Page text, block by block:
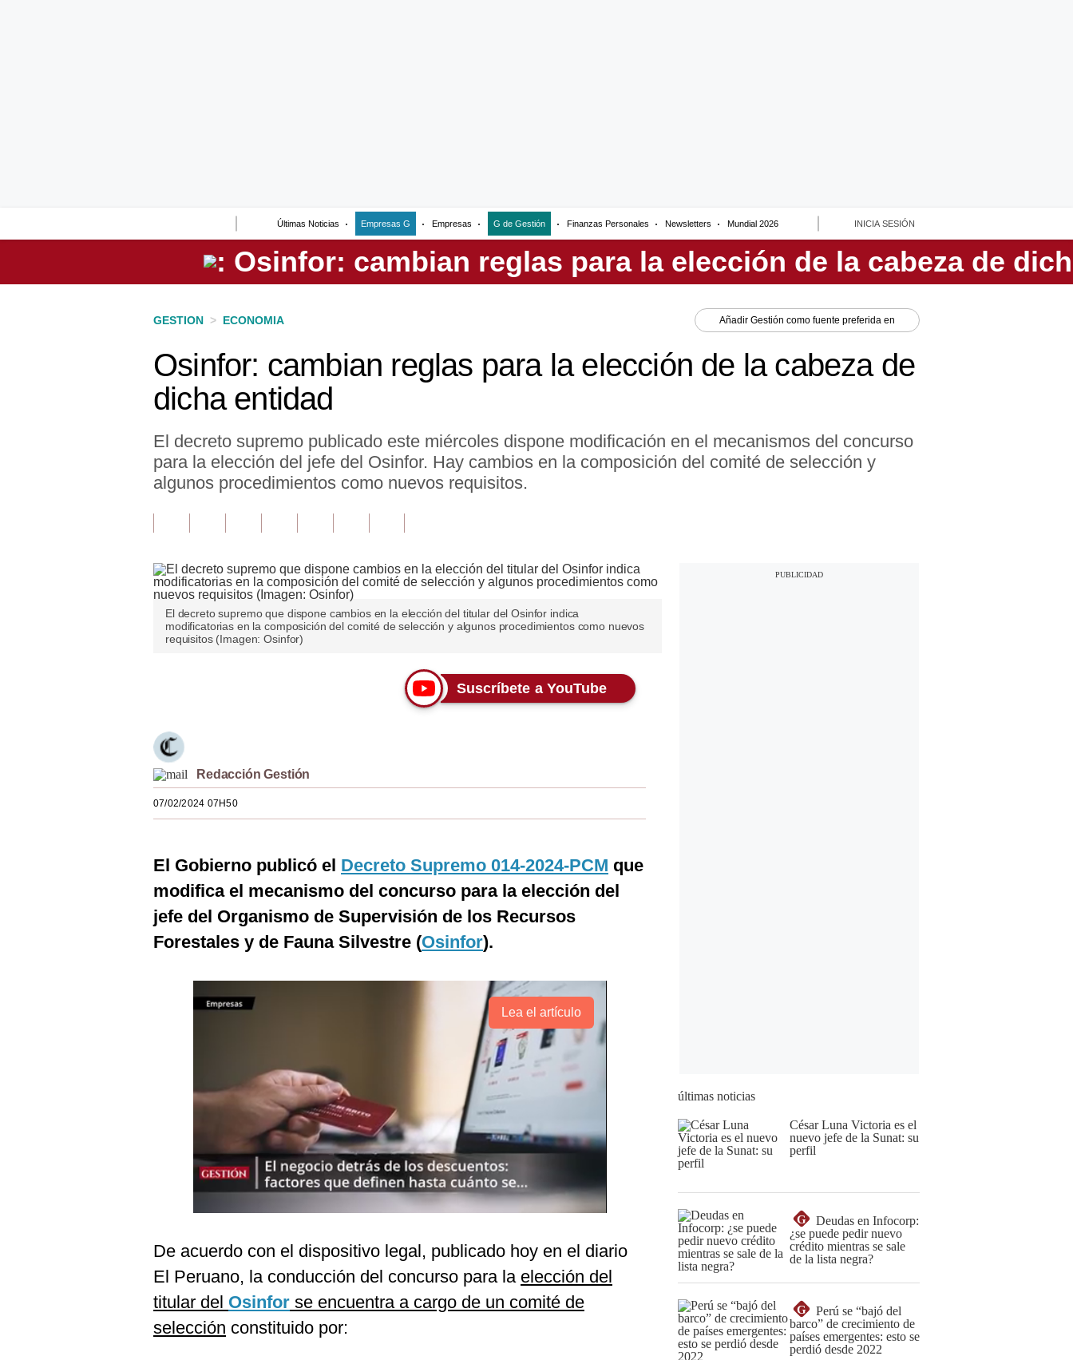
Últimas Noticias Empresas G Empresas G de Gestión Finanzas Personales Newsletters Mundial 2026 INICIA SESIÓN
Perú
GESTION > ECONOMIA Añadir Gestión como fuente preferida en
Osinfor: cambian reglas para la elección de la cabeza de
dicha entidad
El decreto supremo publicado este miércoles dispone modificación en el mecanismos del concurso
para la elección del jefe del Osinfor. Hay cambios en la composición del comité de selección y
algunos procedimientos como nuevos requisitos.
El decreto supremo que dispone cambios en la elección del titular del Osinfor indica
modificatorias en la composición del comité de selección y algunos procedimientos como nuevos
requisitos (Imagen: Osinfor)
Suscríbete a YouTube
Redacción Gestión
07/02/2024 07H50
El Gobierno publicó el Decreto Supremo 014-2024-PCM que
modifica el mecanismo del concurso para la elección del
jefe del Organismo de Supervisión de los Recursos
Forestales y de Fauna Silvestre (Osinfor).
Lea el artículo
De acuerdo con el dispositivo legal, publicado hoy en el diario
El Peruano, la conducción del concurso para la elección del
titular del Osinfor se encuentra a cargo de un comité de
selección constituido por:
últimas noticias
César Luna Victoria es el
nuevo jefe de la Sunat: su
perfil
G
Deudas en Infocorp:
¿se puede pedir nuevo
crédito mientras se sale
de la lista negra?
G
Perú se “bajó del
barco” de crecimiento de
países emergentes: esto se
perdió desde 2022